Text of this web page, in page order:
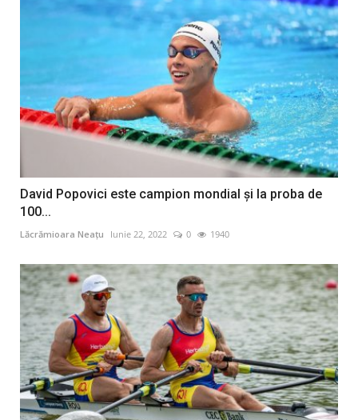
David Popovici este campion mondial și la proba de
100...
Lăcrămioara Neațu Iunie 22, 2022 0 1940